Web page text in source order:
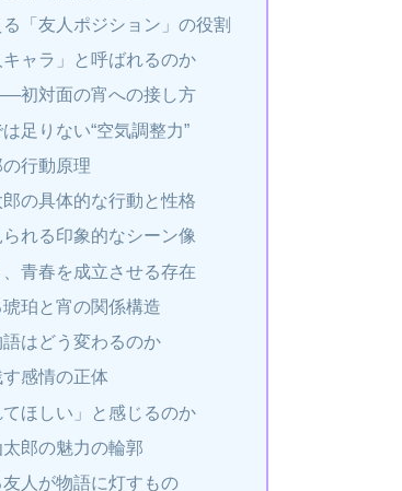
「友人ポジション」の役割
ャラ」と呼ばれるのか
初対面の宵への接し方
足りない“空気調整力”
行動原理
の具体的な行動と性格
れる印象的なシーン像
青春を成立させる存在
珀と宵の関係構造
はどう変わるのか
感情の正体
ほしい」と感じるのか
郎の魅力の輪郭
人が物語に灯すもの